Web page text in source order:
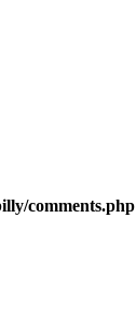
comments.php